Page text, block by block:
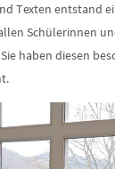
Texten entstand
Schülerinnen
haben diesen